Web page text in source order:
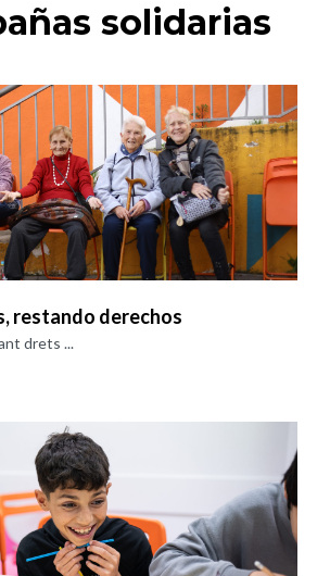
solidarias
restando derechos
drets ...